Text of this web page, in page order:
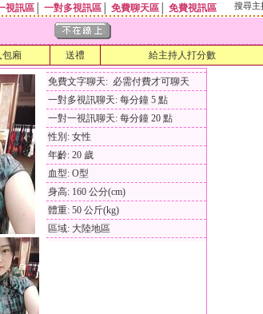
視訊區 一對多視訊區 免費聊天區 免費視訊區 搜尋主
包廂 送禮 給主持人打分數
免費文字聊天: 必需付費才可聊天
一對多視訊聊天: 每分鐘 5 點
一對一視訊聊天: 每分鐘 20 點
性別: 女性
年齡: 20 歲
血型: O型
身高: 160 公分(cm)
體重: 50 公斤(kg)
區域: 大陸地區